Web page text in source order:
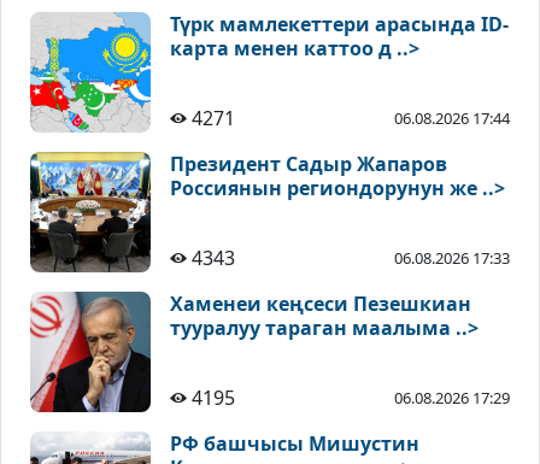
Түрк мамлекеттери арасында ID-
карта менен каттоо д ..>
4271 06.08.2026 17:44
Президент Садыр Жапаров
Россиянын региондорунун же ..>
4343 06.08.2026 17:33
Хаменеи кеңсеси Пезешкиан
тууралуу тараган маалыма ..>
4195 06.08.2026 17:29
РФ башчысы Мишустин